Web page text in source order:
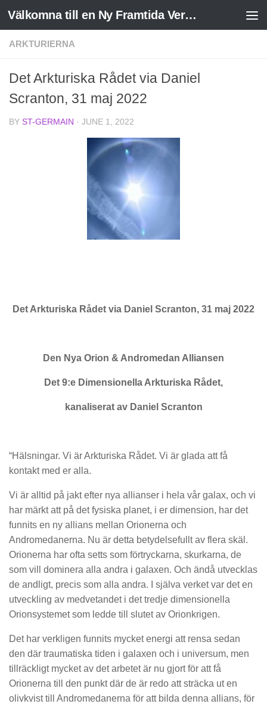
Skip to content Välkomna till en Ny Framtida Verklighet
ARKTURIERNA
Det Arkturiska Rådet via Daniel
Scranton, 31 maj 2022
BY ST-GERMAIN · JUNE 1, 2022
Det Arkturiska Rådet via Daniel Scranton, 31 maj 2022
Den Nya Orion & Andromedan Alliansen
Det 9:e Dimensionella Arkturiska Rådet,
kanaliserat av Daniel Scranton
“Hälsningar. Vi är Arkturiska Rådet. Vi är glada att få
kontakt med er alla.
Vi är alltid på jakt efter nya allianser i hela vår galax, och vi
har märkt att på det fysiska planet, i er dimension, har det
funnits en ny allians mellan Orionerna och
Andromedanerna. Nu är detta betydelsefullt av flera skäl.
Orionerna har ofta setts som förtryckarna, skurkarna, de
som vill dominera alla andra i galaxen. Och ändå utvecklas
de andligt, precis som alla andra. I själva verket var det en
utveckling av medvetandet i det tredje dimensionella
Orionsystemet som ledde till slutet av Orionkrigen.
Det har verkligen funnits mycket energi att rensa sedan
den där traumatiska tiden i galaxen och i universum, men
tillräckligt mycket av det arbetet är nu gjort för att få
Orionerna till den punkt där de är redo att sträcka ut en
olivkvist till Andromedanerna för att bilda denna allians, för